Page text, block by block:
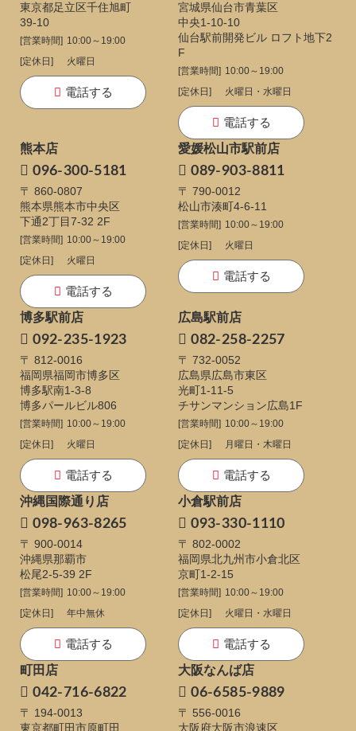
東京都足立区千住旭町
39-10
[営業時間] 10:00～19:00
[定休日]
火曜日
電話する
宮城県仙台市青葉区
中央1-10-10
仙台駅前開発ビル ロフト地下2
F
[営業時間] 10:00～19:00
[定休日]
火曜日・水曜日
電話する
熊本店
096-300-5181
〒 860-0807
熊本県熊本市中央区
下通2丁目7-32 2F
[営業時間] 10:00～19:00
[定休日]
火曜日
電話する
愛媛松山市駅前店
089-903-8811
〒 790-0012
松山市湊町4-6-11
[営業時間] 10:00～19:00
[定休日]
火曜日
電話する
博多駅前店
092-235-1923
〒 812-0016
福岡県福岡市博多区
博多駅南1-3-8
博多パールビル806
[営業時間] 10:00～19:00
[定休日]
火曜日
電話する
広島駅前店
082-258-2257
〒 732-0052
広島県広島市東区
光町1-11-5
チサンマンション広島1F
[営業時間] 10:00～19:00
[定休日]
月曜日・木曜日
電話する
沖縄国際通り店
098-963-8265
〒 900-0014
沖縄県那覇市
松尾2-5-39 2F
[営業時間] 10:00～19:00
[定休日]
年中無休
電話する
小倉駅前店
093-330-1110
〒 802-0002
福岡県北九州市小倉北区
京町1-2-15
[営業時間] 10:00～19:00
[定休日]
火曜日・水曜日
電話する
町田店
042-716-6822
〒 194-0013
東京都町田市原町田
大阪なんば店
06-6585-9889
〒 556-0016
大阪府大阪市浪速区